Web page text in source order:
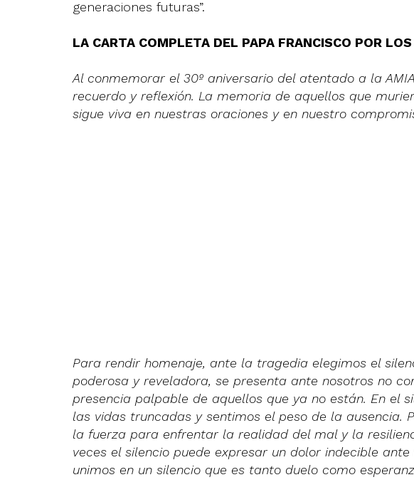
generaciones futuras”.
LA CARTA COMPLETA DEL PAPA FRANCISCO POR
Al conmemorar el 30º aniversario del atentado a la
recuerdo y reflexión. La memoria de aquellos que
sigue viva en nuestras oraciones y en nuestro
Para rendir homenaje, ante la tragedia elegimos el
poderosa y reveladora, se presenta ante nosotros no
presencia palpable de aquellos que ya no están. En el
las vidas truncadas y sentimos el peso de la ausencia.
la fuerza para enfrentar la realidad del mal y la
veces el silencio puede expresar un dolor indecible
unimos en un silencio que es tanto duelo como